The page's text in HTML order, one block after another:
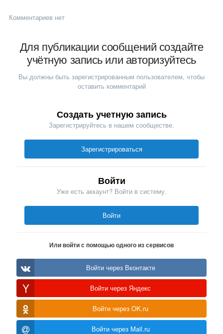
Комментариев нет
Для публикации сообщений создайте
учётную запись или авторизуйтесь
Вы должны быть зарегистрированным пользователем, чтобы
оставить комментарий
Создать учетную запись
Зарегистрируйтесь в нашем сообществе.
Зарегистрироваться
Войти
Уже есть аккаунт? Войти в систему.
Войти
Или войти с помощью одного из сервисов
Войти через Вконтакте
Войти через Яндекс
Войти через OK.ru
Войти через Mail.ru